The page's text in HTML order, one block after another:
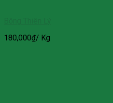
180,000₫/ Kg